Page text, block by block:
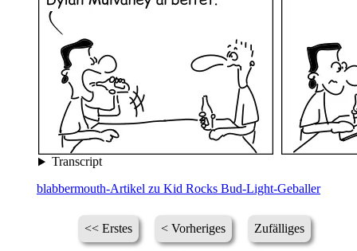
Transcript
blabbermouth-Artikel zu Kid Rocks Bud-Light-Geballer
<< Erstes < Vorheriges Zufälliges